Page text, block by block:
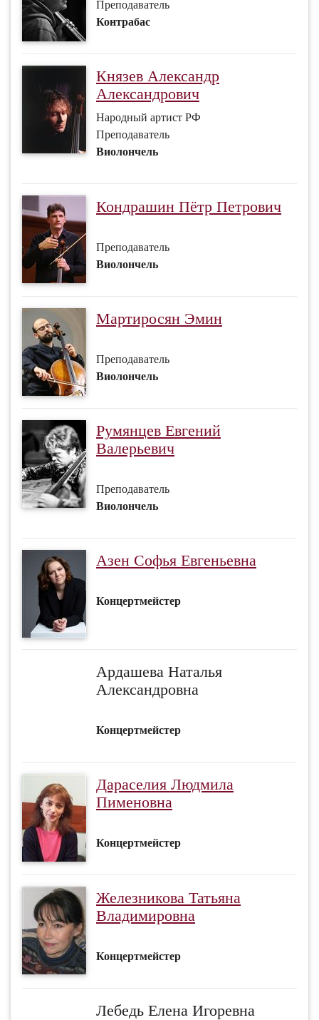
Преподаватель
Контрабас
Князев Александр
Александрович
Народный артист РФ
Преподаватель
Виолончель
Кондрашин Пётр Петрович
Преподаватель
Виолончель
Мартиросян Эмин
Преподаватель
Виолончель
Румянцев Евгений
Валерьевич
Преподаватель
Виолончель
Азен Софья Евгеньевна
Концертмейстер
Ардашева Наталья
Александровна
Концертмейстер
Дараселия Людмила
Пименовна
Концертмейстер
Железникова Татьяна
Владимировна
Концертмейстер
Лебедь Елена Игоревна